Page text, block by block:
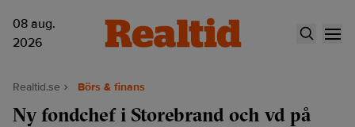
08 aug.
2026
Realtid.se Börs & finans
Ny fondchef i Storebrand och vd på